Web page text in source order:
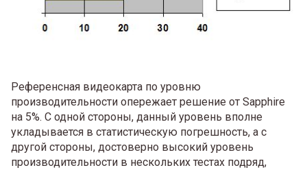
Референсная видеокарта по уровню
производительности опережает решение от Sapphire
на 5%. С одной стороны, данный уровень вполне
укладывается в статистическую погрешность, а с
другой стороны, достоверно высокий уровень
производительности в нескольких тестах подряд,